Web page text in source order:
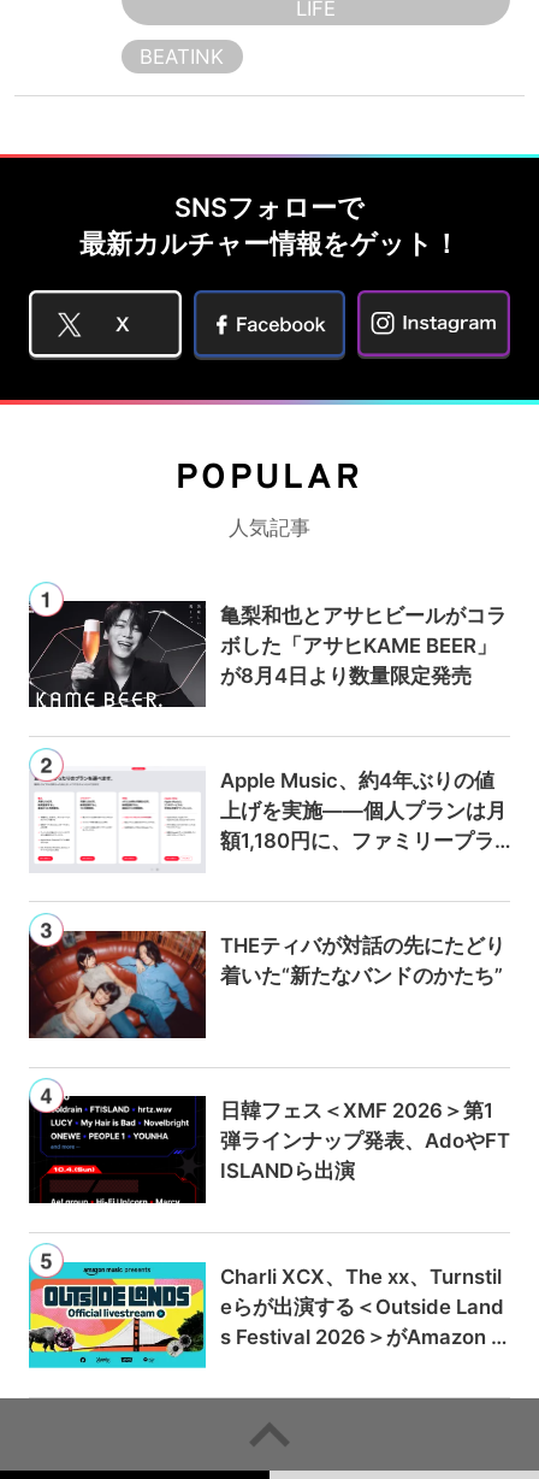
LIFE
BEATINK
SNSフォローで
最新カルチャー情報をゲット！
POPULAR
人気記事
亀梨和也とアサヒビールがコラ
ボした「アサヒKAME BEER」
が8月4日より数量限定発売
Apple Music、約4年ぶりの値
上げを実施——個人プランは月
額1,180円に、ファミリープラ
THEティバが対話の先にたどり
着いた“新たなバンドのかたち”
日韓フェス＜XMF 2026＞第1
弾ラインナップ発表、AdoやFT
ISLANDら出演
Charli XCX、The xx、Turnstil
eらが出演する＜Outside Land
s Festival 2026＞がAmazon M
ブ配信